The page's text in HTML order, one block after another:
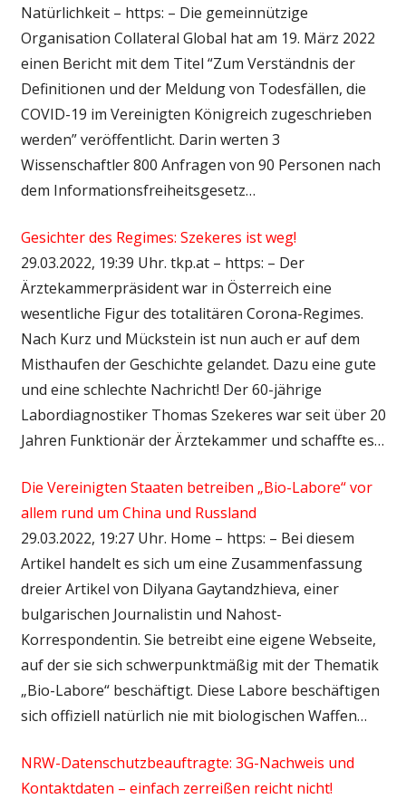
Natürlichkeit – https: – Die gemeinnützige
Organisation Collateral Global hat am 19. März 2022
einen Bericht mit dem Titel “Zum Verständnis der
Definitionen und der Meldung von Todesfällen, die
COVID-19 im Vereinigten Königreich zugeschrieben
werden” veröffentlicht. Darin werten 3
Wissenschaftler 800 Anfragen von 90 Personen nach
dem Informationsfreiheitsgesetz…
Gesichter des Regimes: Szekeres ist weg!
29.03.2022, 19:39 Uhr. tkp.at – https: – Der
Ärztekammerpräsident war in Österreich eine
wesentliche Figur des totalitären Corona-Regimes.
Nach Kurz und Mückstein ist nun auch er auf dem
Misthaufen der Geschichte gelandet. Dazu eine gute
und eine schlechte Nachricht! Der 60-jährige
Labordiagnostiker Thomas Szekeres war seit über 20
Jahren Funktionär der Ärztekammer und schaffte es…
Die Vereinigten Staaten betreiben „Bio-Labore“ vor
allem rund um China und Russland
29.03.2022, 19:27 Uhr. Home – https: – Bei diesem
Artikel handelt es sich um eine Zusammenfassung
dreier Artikel von Dilyana Gaytandzhieva, einer
bulgarischen Journalistin und Nahost-
Korrespondentin. Sie betreibt eine eigene Webseite,
auf der sie sich schwerpunktmäßig mit der Thematik
„Bio-Labore“ beschäftigt. Diese Labore beschäftigen
sich offiziell natürlich nie mit biologischen Waffen…
NRW-Datenschutzbeauftragte: 3G-Nachweis und
Kontaktdaten – einfach zerreißen reicht nicht!